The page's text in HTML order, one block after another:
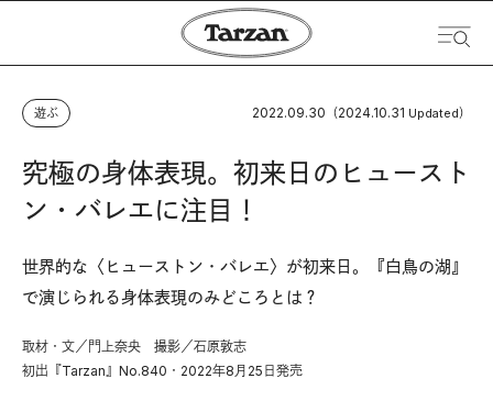
遊ぶ 2022.09.30 （2024.10.31 Updated）
究極の身体表現。初来日のヒュースト
ン・バレエに注目！
世界的な〈ヒューストン・バレエ〉が初来日。『白鳥の湖』
で演じられる身体表現のみどころとは？
取材・文／門上奈央 撮影／石原敦志
初出『Tarzan』No.840・2022年8月25日発売